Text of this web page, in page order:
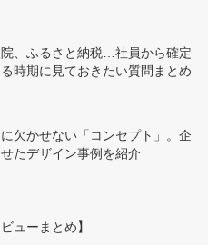
、ふるさと納税…社員から確定
時期に見ておきたい質問まとめ
欠かせない「コンセプト」。企
たデザイン事例を紹介
ューまとめ】